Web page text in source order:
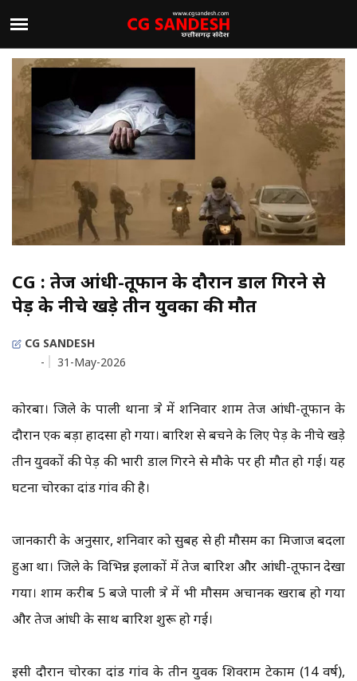
CG : तेज आंधी-तूफान के दौरान डाल गिरने से
पेड़ के नीचे खड़े तीन युवकों की मौत
CG SANDESH
-
31-May-2026
कोरबा। जिले के पाली थाना क्षेत्र में शनिवार शाम तेज आंधी-तूफान के
दौरान एक बड़ा हादसा हो गया। बारिश से बचने के लिए पेड़ के नीचे खड़े
तीन युवकों की पेड़ की भारी डाल गिरने से मौके पर ही मौत हो गई। यह
घटना चोरका दांड गांव की है।
जानकारी के अनुसार, शनिवार को सुबह से ही मौसम का मिजाज बदला
हुआ था। जिले के विभिन्न इलाकों में तेज बारिश और आंधी-तूफान देखा
गया। शाम करीब 5 बजे पाली क्षेत्र में भी मौसम अचानक खराब हो गया
और तेज आंधी के साथ बारिश शुरू हो गई।
इसी दौरान चोरका दांड गांव के तीन युवक शिवराम टेकाम (14 वर्ष),